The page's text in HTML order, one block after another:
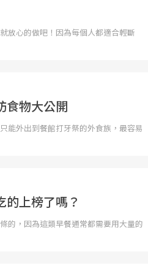
放心的做吧！因為每個人都適合輕斷
食物大公開
能外出到餐館打牙祭的外食族，最容易
上榜了嗎？
的，因為這類早餐通常都需要用大量的